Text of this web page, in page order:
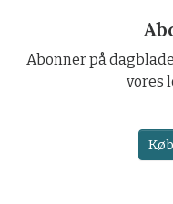
Abonner på
vores